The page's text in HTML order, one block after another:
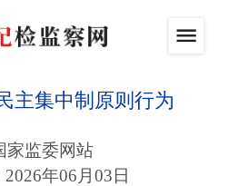
主集中制原则行为
家监委网站
年06月03日